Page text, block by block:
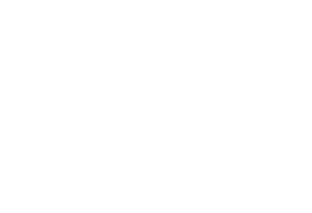
造メーカーの視点】から選んで
が、一番使用上のトラブルが無